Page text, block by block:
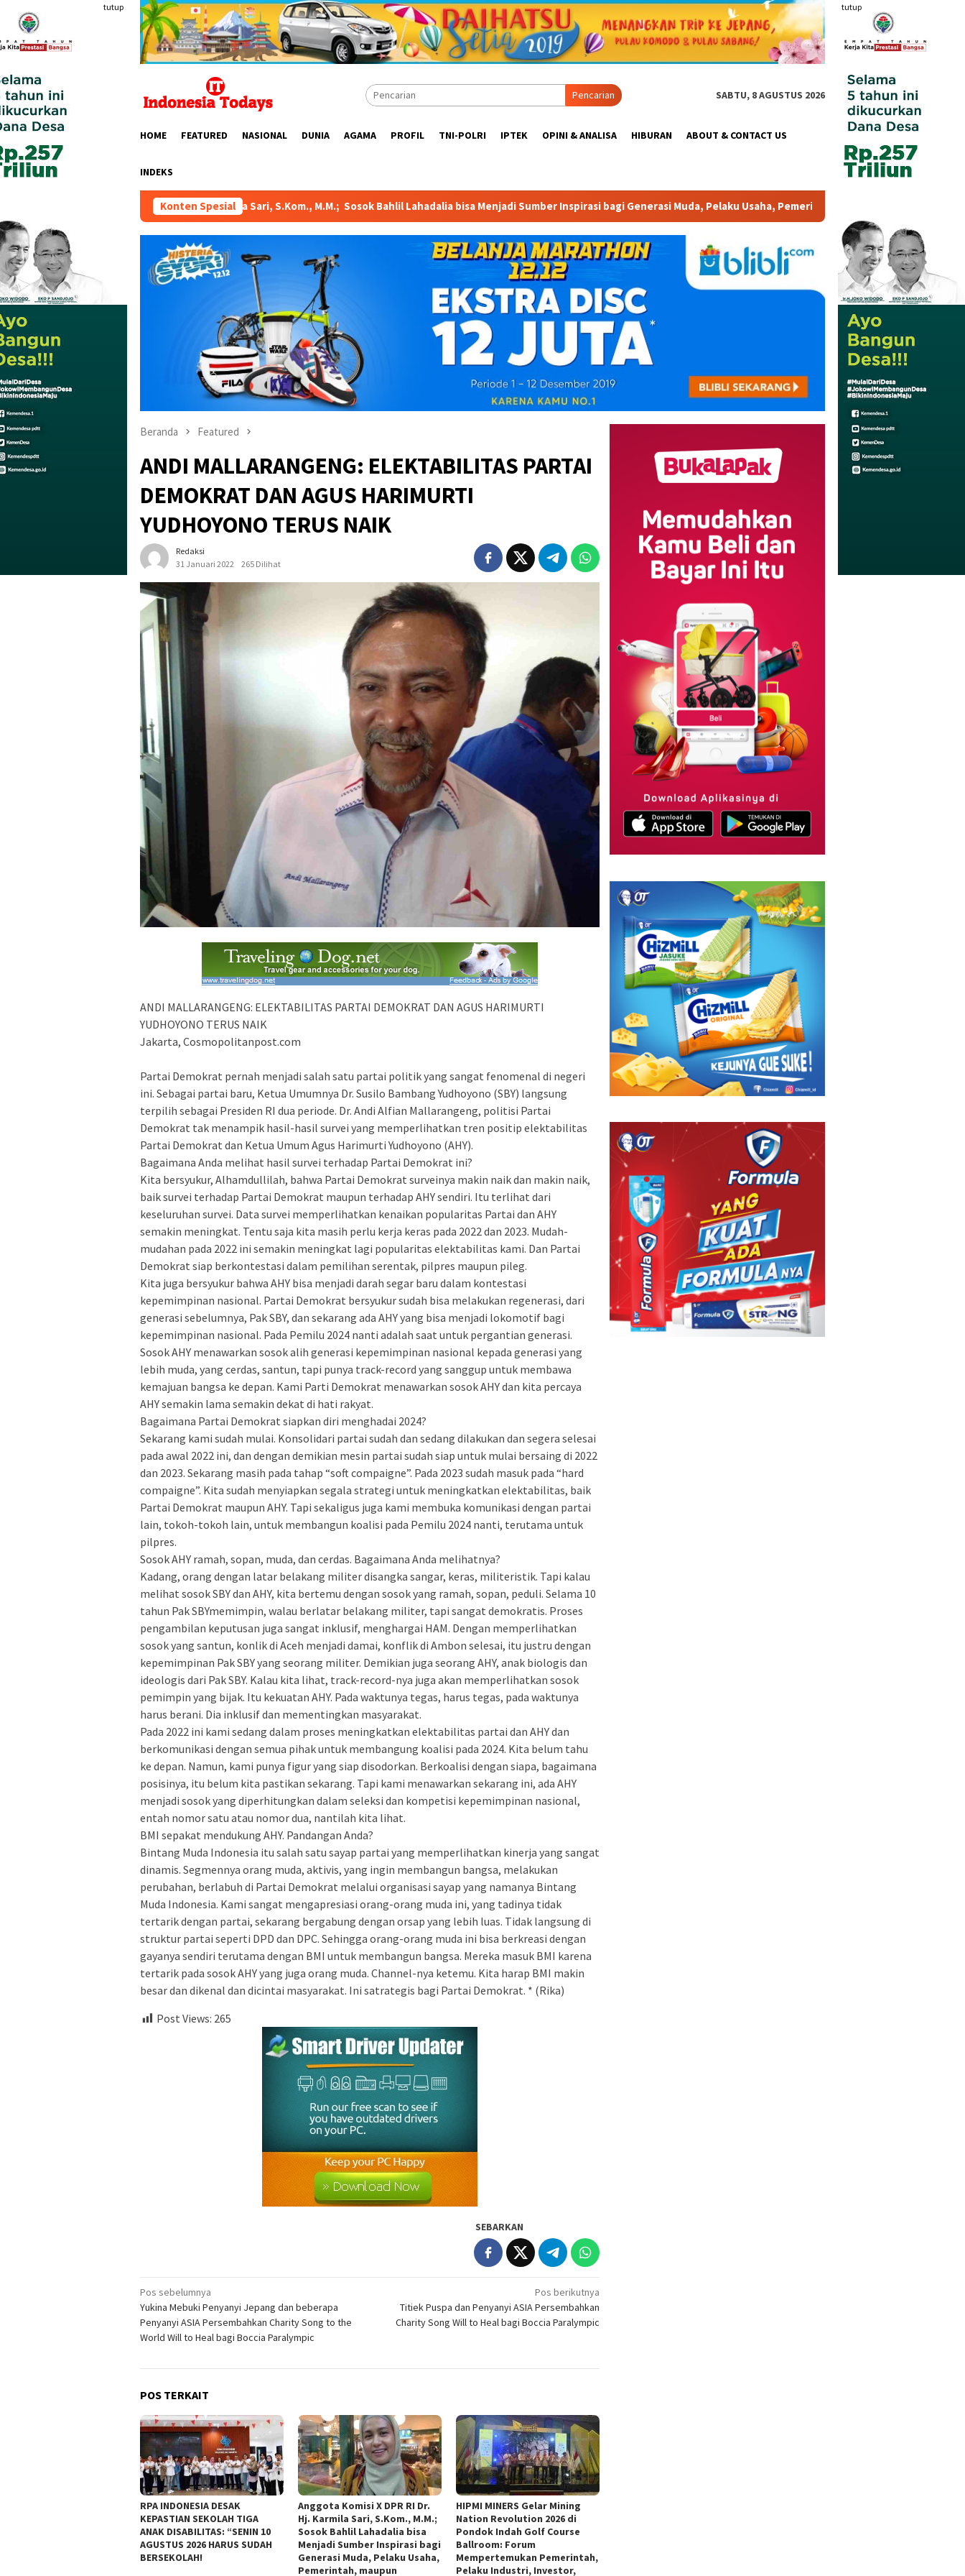
konten
tutup tutup
Pencarian SABTU, 8 AGUSTUS 2026
HOME FEATURED NASIONAL DUNIA AGAMA PROFIL TNI-POLRI IPTEK OPINI & ANALISA HIBURAN ABOUT & CONTACT US
INDEKS
Konten Spesial
Hj. Karmila Sari, S.Kom., M.M.; Sosok Bahlil Lahadalia bisa Menjadi Sumber Inspirasi bagi Generasi Muda, Pelaku Usaha, Pemerintah, maupun Pemangku Kepentingan lainnya untuk bersama-
Beranda Featured
ANDI MALLARANGENG: ELEKTABILITAS PARTAI
DEMOKRAT DAN AGUS HARIMURTI
YUDHOYONO TERUS NAIK
Redaksi
31 Januari 2022
265 Dilihat
ANDI MALLARANGENG: ELEKTABILITAS PARTAI DEMOKRAT DAN AGUS HARIMURTI
YUDHOYONO TERUS NAIK
Jakarta, Cosmopolitanpost.com
Partai Demokrat pernah menjadi salah satu partai politik yang sangat fenomenal di negeri
ini. Sebagai partai baru, Ketua Umumnya Dr. Susilo Bambang Yudhoyono (SBY) langsung
terpilih sebagai Presiden RI dua periode. Dr. Andi Alfian Mallarangeng, politisi Partai
Demokrat tak menampik hasil-hasil survei yang memperlihatkan tren positip elektabilitas
Partai Demokrat dan Ketua Umum Agus Harimurti Yudhoyono (AHY).
Bagaimana Anda melihat hasil survei terhadap Partai Demokrat ini?
Kita bersyukur, Alhamdullilah, bahwa Partai Demokrat surveinya makin naik dan makin naik,
baik survei terhadap Partai Demokrat maupun terhadap AHY sendiri. Itu terlihat dari
keseluruhan survei. Data survei memperlihatkan kenaikan popularitas Partai dan AHY
semakin meningkat. Tentu saja kita masih perlu kerja keras pada 2022 dan 2023. Mudah-
mudahan pada 2022 ini semakin meningkat lagi popularitas elektabilitas kami. Dan Partai
Demokrat siap berkontestasi dalam pemilihan serentak, pilpres maupun pileg.
Kita juga bersyukur bahwa AHY bisa menjadi darah segar baru dalam kontestasi
kepemimpinan nasional. Partai Demokrat bersyukur sudah bisa melakukan regenerasi, dari
generasi sebelumnya, Pak SBY, dan sekarang ada AHY yang bisa menjadi lokomotif bagi
kepemimpinan nasional. Pada Pemilu 2024 nanti adalah saat untuk pergantian generasi.
Sosok AHY menawarkan sosok alih generasi kepemimpinan nasional kepada generasi yang
lebih muda, yang cerdas, santun, tapi punya track-record yang sanggup untuk membawa
kemajuan bangsa ke depan. Kami Parti Demokrat menawarkan sosok AHY dan kita percaya
AHY semakin lama semakin dekat di hati rakyat.
Bagaimana Partai Demokrat siapkan diri menghadai 2024?
Sekarang kami sudah mulai. Konsolidari partai sudah dan sedang dilakukan dan segera selesai
pada awal 2022 ini, dan dengan demikian mesin partai sudah siap untuk mulai bersaing di 2022
dan 2023. Sekarang masih pada tahap “soft compaigne”. Pada 2023 sudah masuk pada “hard
compaigne”. Kita sudah menyiapkan segala strategi untuk meningkatkan elektabilitas, baik
Partai Demokrat maupun AHY. Tapi sekaligus juga kami membuka komunikasi dengan partai
lain, tokoh-tokoh lain, untuk membangun koalisi pada Pemilu 2024 nanti, terutama untuk
pilpres.
Sosok AHY ramah, sopan, muda, dan cerdas. Bagaimana Anda melihatnya?
Kadang, orang dengan latar belakang militer disangka sangar, keras, militeristik. Tapi kalau
melihat sosok SBY dan AHY, kita bertemu dengan sosok yang ramah, sopan, peduli. Selama 10
tahun Pak SBYmemimpin, walau berlatar belakang militer, tapi sangat demokratis. Proses
pengambilan keputusan juga sangat inklusif, menghargai HAM. Dengan memperlihatkan
sosok yang santun, konlik di Aceh menjadi damai, konflik di Ambon selesai, itu justru dengan
kepemimpinan Pak SBY yang seorang militer. Demikian juga seorang AHY, anak biologis dan
ideologis dari Pak SBY. Kalau kita lihat, track-record-nya juga akan memperlihatkan sosok
pemimpin yang bijak. Itu kekuatan AHY. Pada waktunya tegas, harus tegas, pada waktunya
harus berani. Dia inklusif dan mementingkan masyarakat.
Pada 2022 ini kami sedang dalam proses meningkatkan elektabilitas partai dan AHY dan
berkomunikasi dengan semua pihak untuk membangung koalisi pada 2024. Kita belum tahu
ke depan. Namun, kami punya figur yang siap disodorkan. Berkoalisi dengan siapa, bagaimana
posisinya, itu belum kita pastikan sekarang. Tapi kami menawarkan sekarang ini, ada AHY
menjadi sosok yang diperhitungkan dalam seleksi dan kompetisi kepemimpinan nasional,
entah nomor satu atau nomor dua, nantilah kita lihat.
BMI sepakat mendukung AHY. Pandangan Anda?
Bintang Muda Indonesia itu salah satu sayap partai yang memperlihatkan kinerja yang sangat
dinamis. Segmennya orang muda, aktivis, yang ingin membangun bangsa, melakukan
perubahan, berlabuh di Partai Demokrat melalui organisasi sayap yang namanya Bintang
Muda Indonesia. Kami sangat mengapresiasi orang-orang muda ini, yang tadinya tidak
tertarik dengan partai, sekarang bergabung dengan orsap yang lebih luas. Tidak langsung di
struktur partai seperti DPD dan DPC. Sehingga orang-orang muda ini bisa berkreasi dengan
gayanya sendiri terutama dengan BMI untuk membangun bangsa. Mereka masuk BMI karena
tertarik pada sosok AHY yang juga orang muda. Channel-nya ketemu. Kita harap BMI makin
besar dan dikenal dan dicintai masyarakat. Ini satrategis bagi Partai Demokrat. * (Rika)
Post Views: 265
SEBARKAN
Navigasi
pos
Pos sebelumnya
Yukina Mebuki Penyanyi Jepang dan beberapa
Penyanyi ASIA Persembahkan Charity Song to the
World Will to Heal bagi Boccia Paralympic
Pos berikutnya
Titiek Puspa dan Penyanyi ASIA Persembahkan
Charity Song Will to Heal bagi Boccia Paralympic
POS TERKAIT
RPA INDONESIA DESAK
KEPASTIAN SEKOLAH TIGA
ANAK DISABILITAS: “SENIN 10
AGUSTUS 2026 HARUS SUDAH
BERSEKOLAH!
Anggota Komisi X DPR RI Dr.
Hj. Karmila Sari, S.Kom., M.M.;
Sosok Bahlil Lahadalia bisa
Menjadi Sumber Inspirasi bagi
Generasi Muda, Pelaku Usaha,
Pemerintah, maupun
HIPMI MINERS Gelar Mining
Nation Revolution 2026 di
Pondok Indah Golf Course
Ballroom: Forum
Mempertemukan Pemerintah,
Pelaku Industri, Investor,